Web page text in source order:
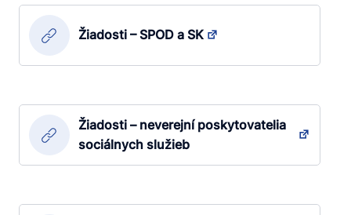
Žiadosti – SPOD a SK
Žiadosti – neverejní poskytovatelia
sociálnych služieb